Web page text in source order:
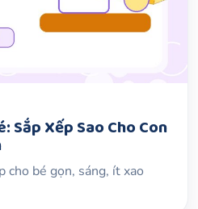
Sắp Xếp Sao Cho Con
cho bé gọn, sáng, ít xao